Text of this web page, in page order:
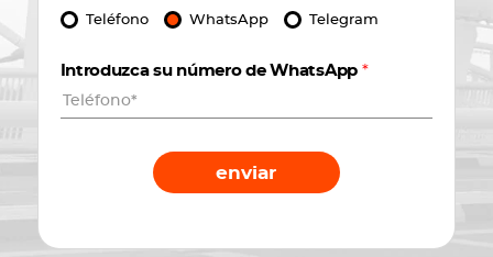
Teléfono WhatsApp Telegram
Introduzca su número de WhatsApp *
enviar